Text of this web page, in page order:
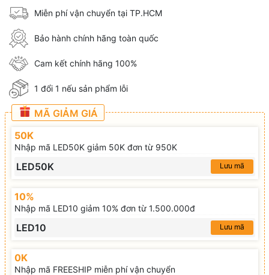
Miễn phí vận chuyển tại TP.HCM
Bảo hành chính hãng toàn quốc
Cam kết chính hãng 100%
1 đổi 1 nếu sản phẩm lỗi
MÃ GIẢM GIÁ
50K
Nhập mã LED50K giảm 50K đơn từ 950K
LED50K Lưu mã
10%
Nhập mã LED10 giảm 10% đơn từ 1.500.000đ
LED10 Lưu mã
0K
Nhập mã FREESHIP miễn phí vận chuyển